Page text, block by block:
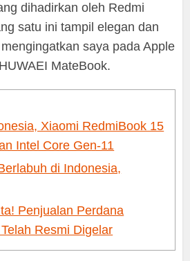
dihadirkan oleh Redmi
satu ini tampil elegan dan
saya pada Apple
MateBook.
Xiaomi RedmiBook 15
Intel Core Gen-11
di Indonesia,
Penjualan Perdana
Resmi Digelar